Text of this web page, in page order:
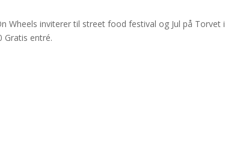
Wheels inviterer til street food festival og Jul på Torvet i
Gratis entré.